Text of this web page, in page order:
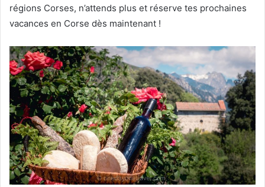
régions Corses, n’attends plus et réserve tes prochaines
vacances en Corse dès maintenant !